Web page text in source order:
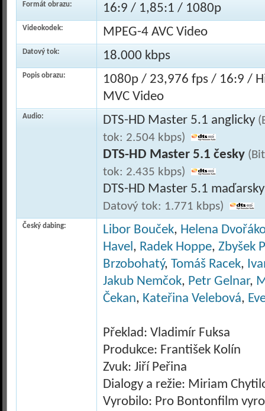
Formát obrazu: 16:9 / 1,85:1 / 1080p
Videokodek: MPEG-4 AVC Video
Datový tok: 18.000 kbps
Popis obrazu:
1080p / 23,976 fps / 16:9 /
MVC Video
Audio: DTS-HD Master 5.1 anglicky
tok: 2.504 kbps)
DTS-HD Master 5.1 česky
tok: 2.435 kbps)
DTS-HD Master 5.1
Datový tok: 1.771 kbps)
Český dabing: Libor Bouček, Helena
Havel, Radek Hoppe, Zbyšek
Brzobohatý, Tomáš Racek,
Jakub Nemčok, Petr Gelnar,
Čekan, Kateřina Velebová,
Překlad: Vladimír Fuksa
Produkce: František Kolín
Zvuk: Jiří Peřina
Dialogy a režie: Miriam
Vyrobilo: Pro Bontonfilm